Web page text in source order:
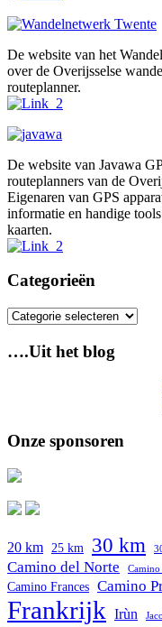
De website van het
over de Overijsselse
routeplanner.
De website van Javawa
routeplanners van de
Eigenaren van GPS
informatie en handige
kaarten.
Categorieën
Categorieën
….Uit het blog
Onze sponsoren
20 km 25 km 30 km
Camino del Norte
Camino Frances Camino
Frankrijk Irùn